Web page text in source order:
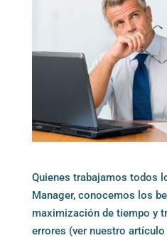
Quienes trabajamos todos
Manager, conocemos los
maximización de tiempo y
errores (ver nuestro artículo